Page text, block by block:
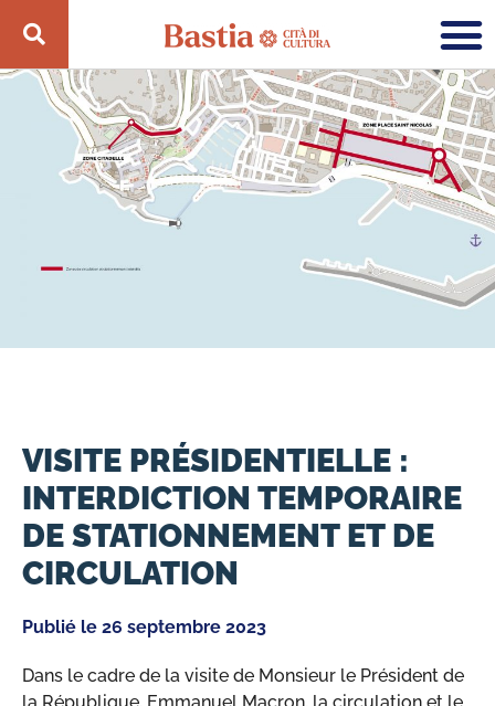
VISITE PRÉSIDENTIELLE :
INTERDICTION TEMPORAIRE
DE STATIONNEMENT ET DE
CIRCULATION
Publié le 26 septembre 2023
Dans le cadre de la visite de Monsieur le Président de